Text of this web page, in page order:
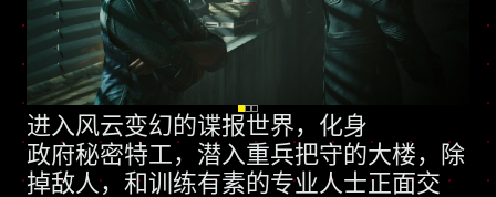
进入风云变幻的谍报世界，化身
政府秘密特工 ，潜入重兵把守的大楼，除
掉敌人，和训练有素的专业人士正面交
动辄诉诸武力的民兵组织
全新技能树